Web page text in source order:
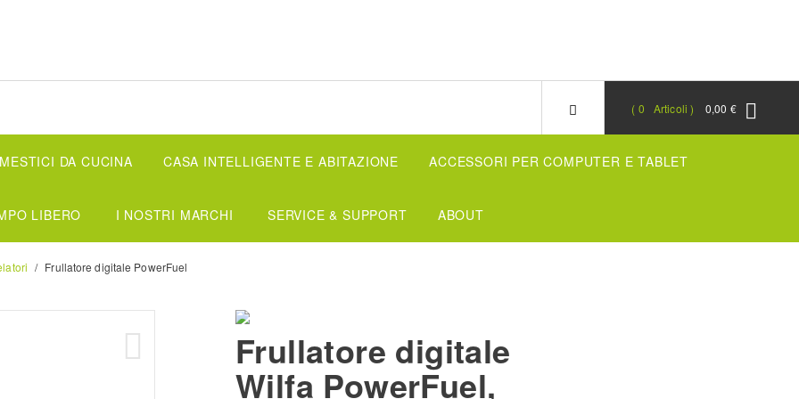
0,00 €
0 Articoli
DA CUCINA CASA INTELLIGENTE E ABITAZIONE ACCESSORI PER COMPUTER E TABLET
LIBERO I NOSTRI MARCHI SERVICE & SUPPORT ABOUT
Frullatore digitale PowerFuel
Frullatore digitale
Wilfa PowerFuel,